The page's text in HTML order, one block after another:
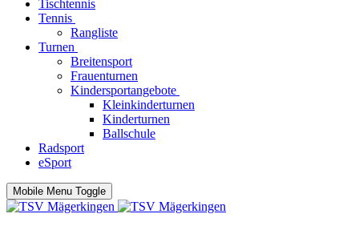
Tischtennis
Tennis
Rangliste
Turnen
Breitensport
Frauenturnen
Kindersportangebote
Kleinkinderturnen
Kinderturnen
Ballschule
Radsport
eSport
Mobile Menu Toggle